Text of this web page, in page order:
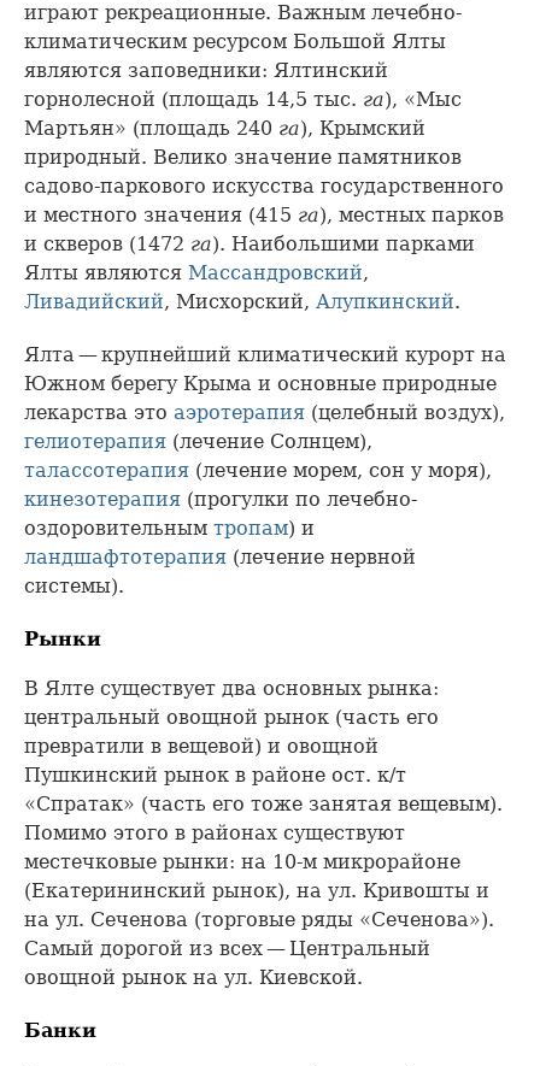
играют рекреационные. Важным лечебно-
климатическим ресурсом Большой Ялты
являются заповедники: Ялтинский
горнолесной (площадь 14,5 тыс. га), «Мыс
Мартьян» (площадь 240 га), Крымский
природный. Велико значение памятников
садово-паркового искусства государственного
и местного значения (415 га), местных парков
и скверов (1472 га). Наибольшими парками
Ялты являются Массандровский,
Ливадийский, Мисхорский, Алупкинский.
Ялта — крупнейший климатический курорт на
Южном берегу Крыма и основные природные
лекарства это аэротерапия (целебный воздух),
гелиотерапия (лечение Солнцем),
талассотерапия (лечение морем, сон у моря),
кинезотерапия (прогулки по лечебно-
оздоровительным тропам) и
ландшафтотерапия (лечение нервной
системы).
Рынки
В Ялте существует два основных рынка:
центральный овощной рынок (часть его
превратили в вещевой) и овощной
Пушкинский рынок в районе ост. к/т
«Спратак» (часть его тоже занятая вещевым).
Помимо этого в районах существуют
местечковые рынки: на 10-м микрорайоне
(Екатерининский рынок), на ул. Кривошты и
на ул. Сеченова (торговые ряды «Сеченова»).
Самый дорогой из всех — Центральный
овощной рынок на ул. Киевской.
Банки